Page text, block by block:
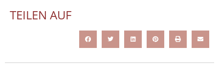
TEILEN AUF